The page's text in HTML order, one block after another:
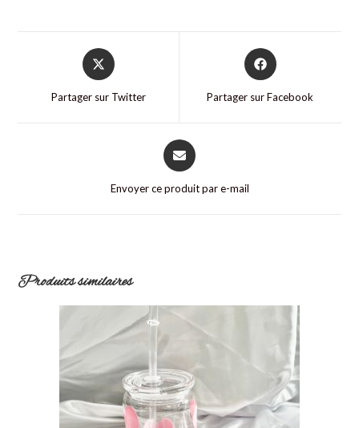
Partager sur Twitter Partager sur Facebook
Envoyer ce produit par e-mail
Produits similaires